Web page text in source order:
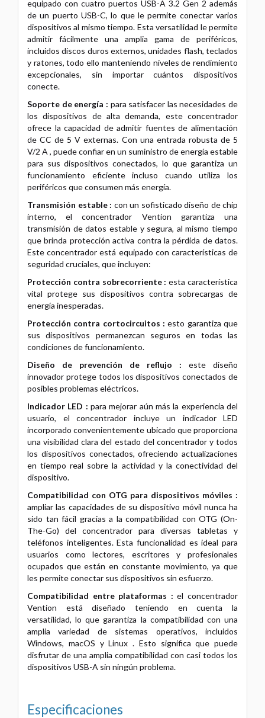
equipado con cuatro puertos USB-A 3.2 Gen 2 además
de un puerto USB-C, lo que le permite conectar varios
dispositivos al mismo tiempo. Esta versatilidad le permite
admitir fácilmente una amplia gama de periféricos,
incluidos discos duros externos, unidades flash, teclados
y ratones, todo ello manteniendo niveles de rendimiento
excepcionales, sin importar cuántos dispositivos
conecte.
Soporte de energía : para satisfacer las necesidades de
los dispositivos de alta demanda, este concentrador
ofrece la capacidad de admitir fuentes de alimentación
de CC de 5 V externas. Con una entrada robusta de 5
V/2 A , puede confiar en un suministro de energía estable
para sus dispositivos conectados, lo que garantiza un
funcionamiento eficiente incluso cuando utiliza los
periféricos que consumen más energía.
Transmisión estable : con un sofisticado diseño de chip
interno, el concentrador Vention garantiza una
transmisión de datos estable y segura, al mismo tiempo
que brinda protección activa contra la pérdida de datos.
Este concentrador está equipado con características de
seguridad cruciales, que incluyen:
Protección contra sobrecorriente :esta característica
vital protege sus dispositivos contra sobrecargas de
energía inesperadas.
Protección contra cortocircuitos : esto garantiza que
sus dispositivos permanezcan seguros en todas las
condiciones de funcionamiento.
Diseño de prevención de reflujo : este diseño
innovador protege todos los dispositivos conectados de
posibles problemas eléctricos.
Indicador LED : para mejorar aún más la experiencia del
usuario, el concentrador incluye un indicador LED
incorporado convenientemente ubicado que proporciona
una visibilidad clara del estado del concentrador y todos
los dispositivos conectados, ofreciendo actualizaciones
en tiempo real sobre la actividad y la conectividad del
dispositivo.
Compatibilidad con OTG para dispositivos móviles :
ampliar las capacidades de su dispositivo móvil nunca ha
sido tan fácil gracias a la compatibilidad con OTG (On-
The-Go) del concentrador para diversas tabletas y
teléfonos inteligentes. Esta funcionalidad es ideal para
usuarios como lectores, escritores y profesionales
ocupados que están en constante movimiento, ya que
les permite conectar sus dispositivos sin esfuerzo.
Compatibilidad entre plataformas : el concentrador
Vention está diseñado teniendo en cuenta la
versatilidad, lo que garantiza la compatibilidad con una
amplia variedad de sistemas operativos, incluidos
Windows, macOS y Linux . Esto significa que puede
disfrutar de una amplia compatibilidad con casi todos los
dispositivos USB-A sin ningún problema.
Especificaciones